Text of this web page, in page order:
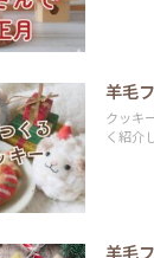
羊毛
クッキ
く紹介
羊毛